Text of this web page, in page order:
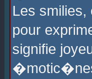
Les
pour
signifie